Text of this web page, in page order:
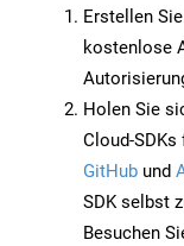
Erstellen
kostenlose
Holen Sie
Cloud-
GitHub und
SDK selbst
Besuchen